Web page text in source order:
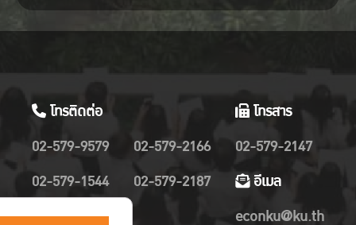
โทรติดต่อ
02-579-9579
02-579-1544
02-579-2019
02-579-2166
02-579-2187
โทรสาร
02-579-2147
อีเมล
econku@ku.th